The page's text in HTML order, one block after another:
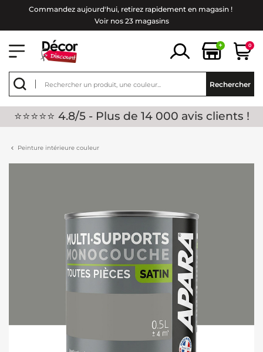
Commandez aujourd'hui, retirez rapidement en magasin !
Voir nos 23 magasins
+ 0
Rechercher
⭐⭐⭐⭐⭐ 4.8/5 - Plus de 14 000 avis clients !
Peinture intérieure couleur